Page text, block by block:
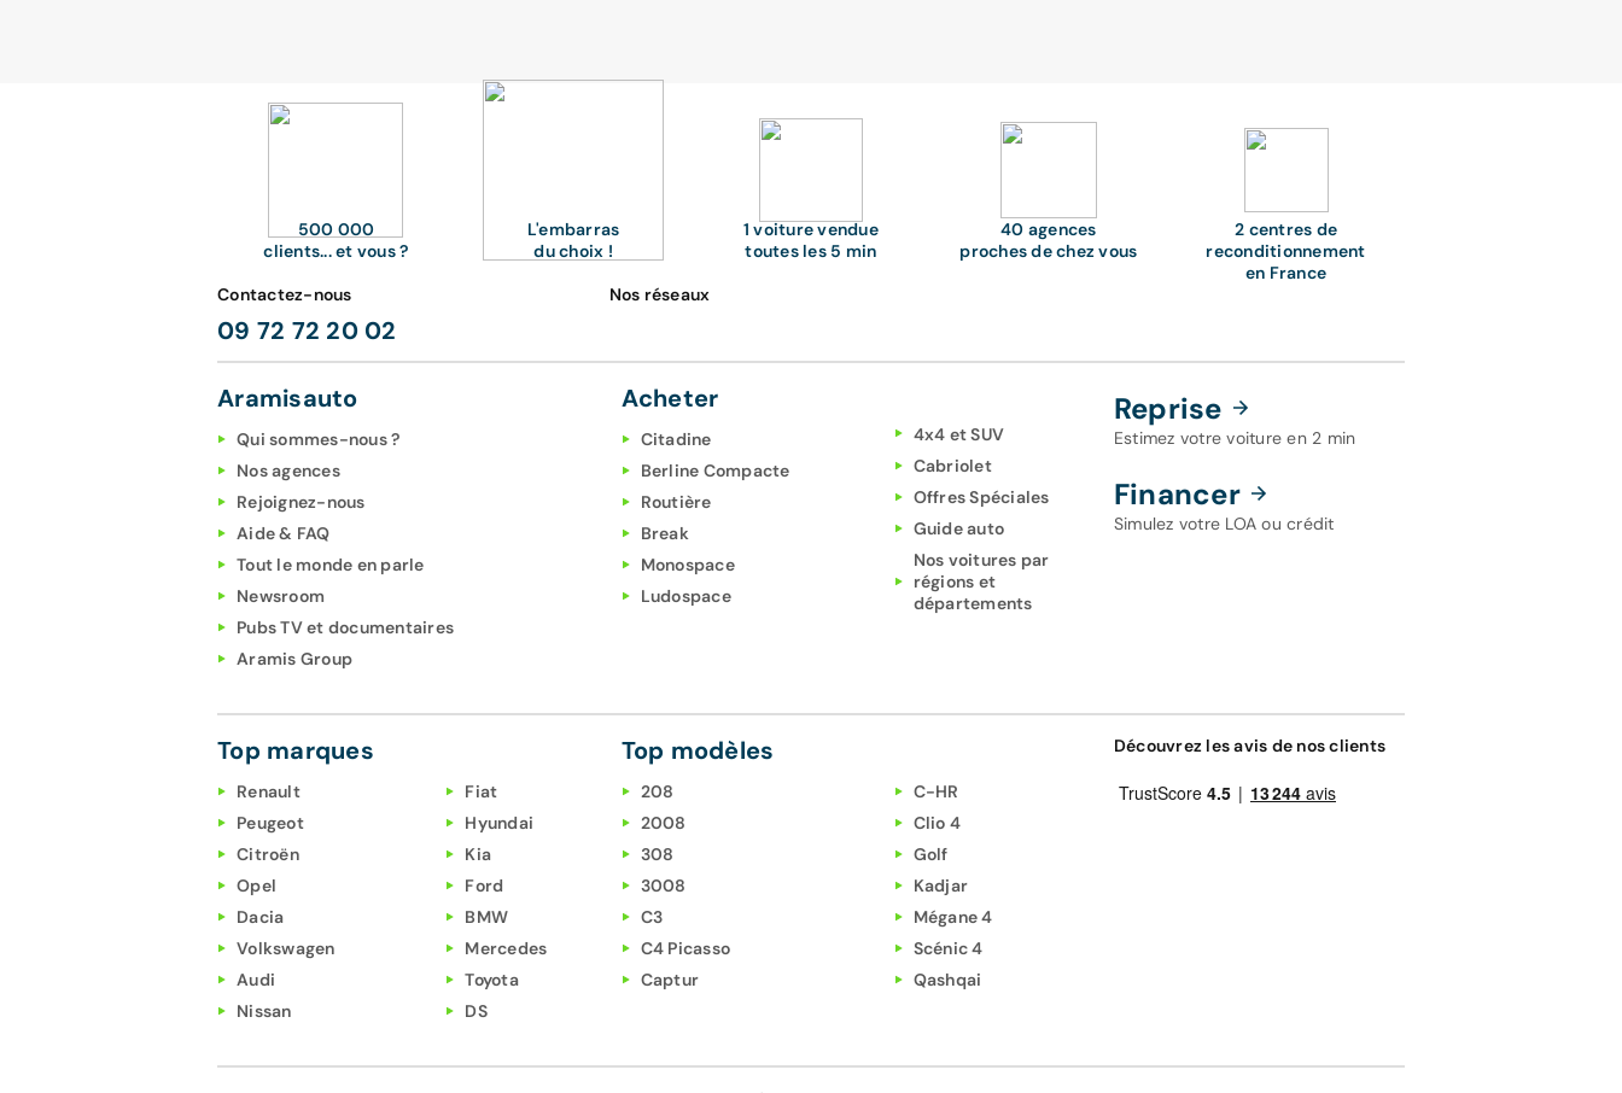
500 000
clients... et vous ?
L'embarras
du choix !
1 voiture vendue
toutes les 5 min
40 agences
proches de chez vous
2 centres de
reconditionnement
en France
Contactez-nous
09 72 72 20 02
Nos réseaux
Aramisauto
Qui sommes-nous ?
Nos agences
Rejoignez-nous
Aide & FAQ
Tout le monde en parle
Newsroom
Pubs TV et documentaires
Aramis Group
Acheter
Citadine
Berline Compacte
Routière
Break
Monospace
Ludospace
4x4 et SUV
Cabriolet
Offres Spéciales
Guide auto
Nos voitures par
régions et
départements
Reprise
Estimez votre voiture en 2 min
Financer
Simulez votre LOA ou crédit
Top marques
Renault
Peugeot
Citroën
Opel
Dacia
Volkswagen
Audi
Nissan
Fiat
Hyundai
Kia
Ford
BMW
Mercedes
Toyota
DS
Top modèles
208
2008
308
3008
C3
C4 Picasso
Captur
C-HR
Clio 4
Golf
Kadjar
Mégane 4
Scénic 4
Qashqai
Découvrez les avis de nos clients